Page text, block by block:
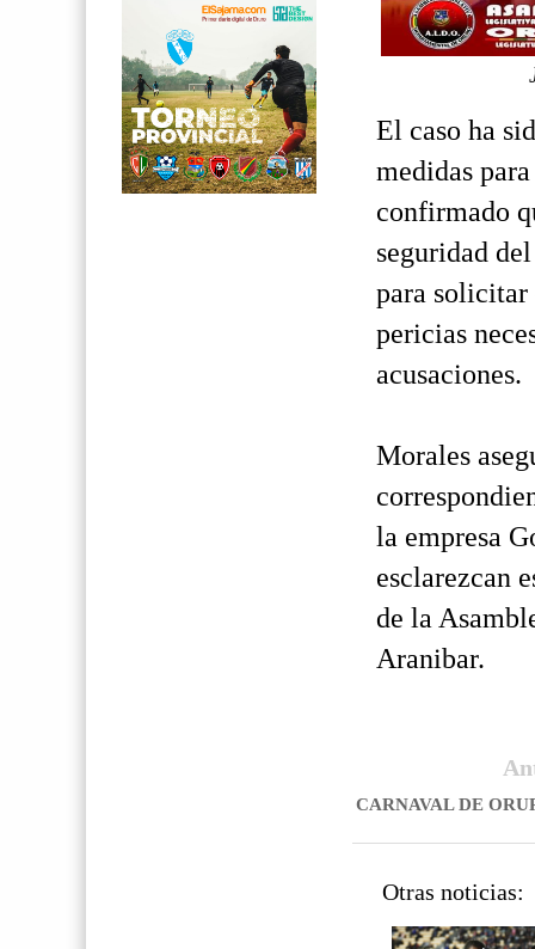
El caso ha
medidas
confirmado
seguridad
para solicitar
pericias
acusaciones.
Morales
la empresa
esclarezcan
de la
Aranibar.
CARNAVAL DE
Otras noticias: